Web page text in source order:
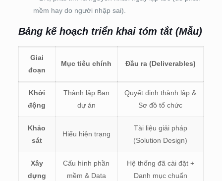
mềm hay do người nhập sai).
Bảng kế hoạch triển khai tóm tắt (Mẫu)
Giai
đoạn
Mục tiêu chính Đầu ra (Deliverables)
Khởi
động
Thành lập Ban
dự án
Quyết định thành lập &
Sơ đồ tổ chức
Khảo
sát
Hiểu hiện trạng
Tài liệu giải pháp
(Solution Design)
Xây
dựng
Cấu hình phần
mềm & Data
Hệ thống đã cài đặt +
Danh mục chuẩn